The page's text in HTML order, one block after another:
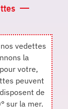
vedettes
la
votre,
peuvent
de
sur la mer.